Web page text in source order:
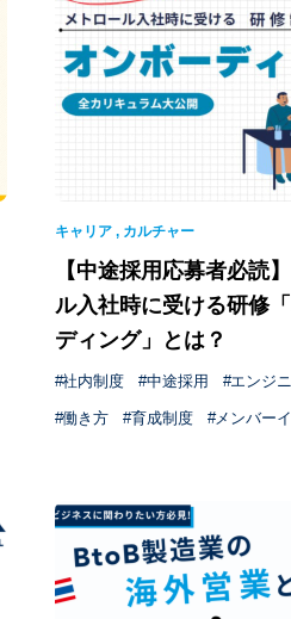
キャリア, カルチャー
【中途採用応募者必読
ル入社時に受ける研修
ディング」とは？
社内制度 中途採用 エンジ
働き方 育成制度 メンバー